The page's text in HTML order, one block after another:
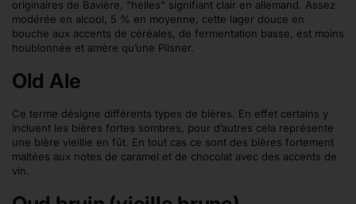
originaires de Bavière, "helles" signifiant clair en allemand. Assez
modérée en alcool, 5 % en moyenne, cette lager douce en
bouche aux accents de céréales, de fermentation basse, est moins
houblonnée et amère qu’une Pilsner.
Old Ale
Ce terme désigne différents types de bières. En effet certains y
incluent les bières fortes sombres, pour d’autres cela représente
une bière vieillie en fût. En tout cas ce sont des bières fortement
maltées aux notes de caramel et de chocolat avec des accents de
vin.